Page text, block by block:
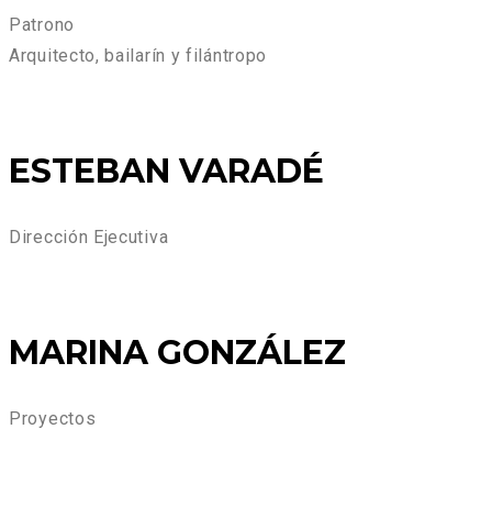
Patrono
Arquitecto, bailarín y filántropo
ESTEBAN VARADÉ
Dirección Ejecutiva
MARINA GONZÁLEZ
Proyectos